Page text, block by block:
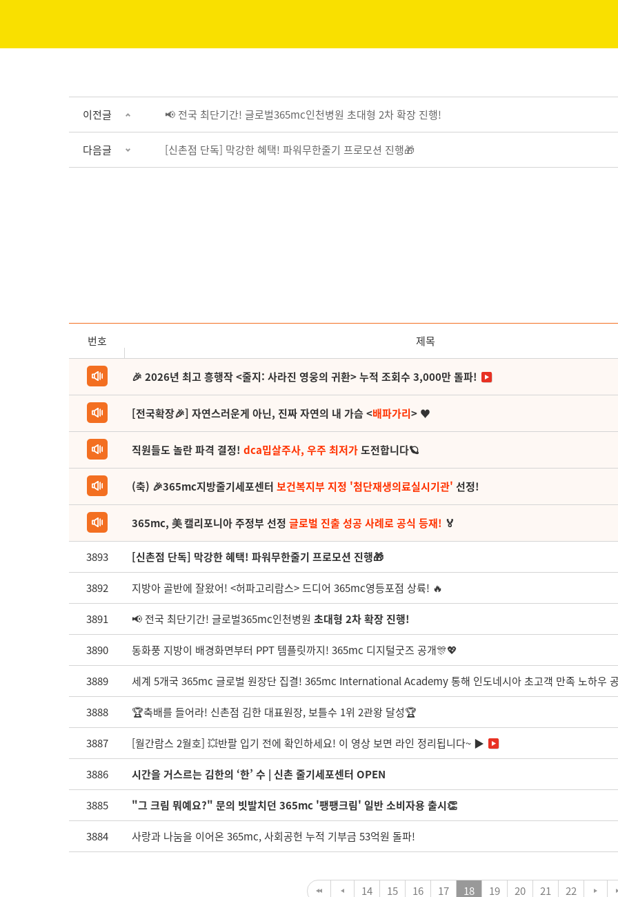
이전글 📢 전국 최단기간! 글로벌365mc인천병원초대형 2차 확장 진행!
다음글 [신촌점 단독] 막강한 혜택! 파워무한줄기 프로모션 진행🎁
번호 제목
🎉 2026년 최고 흥행작 <줄지: 사라진 영웅의 귀환> 누적 조회수 3,000만 돌파!
[전국확장🎉] 자연스러운게 아닌, 진짜 자연의 내 가슴 <배파가리> ♥
직원들도 놀란 파격 결정! dca밉살주사, 우주 최저가도전합니다🪐
(축) 🎉365mc지방줄기세포센터 보건복지부 지정 '첨단재생의료실시기관' 선정!
365mc, 美 캘리포니아 주정부 선정 글로벌 진출 성공 사례로 공식 등재! 🏅
3893 [신촌점 단독] 막강한 혜택! 파워무한줄기 프로모션 진행🎁
3892 지방아 골반에 잘왔어! <허파고리람스> 드디어 365mc영등포점 상륙! 🔥
3891 📢 전국 최단기간! 글로벌365mc인천병원 초대형 2차 확장 진행!
3890 동화풍 지방이 배경화면부터 PPT 템플릿까지! 365mc 디지털굿즈 공개🎊💖
3889 세계 5개국 365mc 글로벌 원장단 집결! 365mc International Academy 통해 인도네시아 초고객 만족 노하우
3888 🏆축배를 들어라! 신촌점 김한 대표원장, 보틀수 1위 2관왕 달성🏆
3887 [월간람스 2월호] 💥반팔 입기 전에 확인하세요! 이 영상 보면 라인 정리됩니다~ ▶
3886 시간을 거스르는 김한의 ‘한’ 수 | 신촌 줄기세포센터 OPEN
3885 "그 크림 뭐예요?" 문의 빗발치던 365mc '팽팽크림' 일반 소비자용 출시👏
3884 사랑과 나눔을 이어온 365mc, 사회공헌 누적 기부금 53억원 돌파!
14 15 16 17 18 19 20 21 22